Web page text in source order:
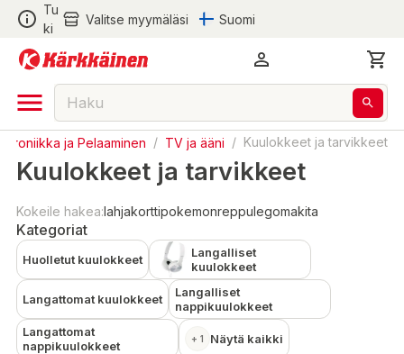
Tu
ki
Valitse myymäläsi Suomi
ja Pelaaminen / TV ja ääni / Kuulokkeet ja tarvikkeet
Kuulokkeet ja tarvikkeet
Kokeile hakea:lahjakorttipokemonreppulegomakita
Kategoriat
Huolletut kuulokkeet
Langalliset
kuulokkeet
Langattomat kuulokkeet
Langalliset
nappikuulokkeet
Langattomat
nappikuulokkeet
+ 1 Näytä kaikki